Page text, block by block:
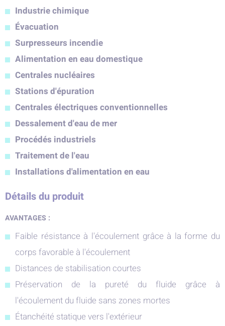
Industrie chimique
Évacuation
Surpresseurs incendie
Alimentation en eau domestique
Centrales nucléaires
Stations d'épuration
Centrales électriques conventionnelles
Dessalement d'eau de mer
Procédés industriels
Traitement de l'eau
Installations d'alimentation en eau
Détails du produit
AVANTAGES :
Faible résistance à l'écoulement grâce à la forme du
corps favorable à l'écoulement
Distances de stabilisation courtes
Préservation de la pureté du fluide grâce à
l'écoulement du fluide sans zones mortes
Étanchéité statique vers l'extérieur